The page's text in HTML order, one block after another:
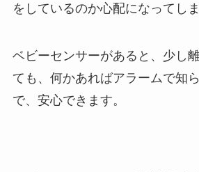
をしているのか心配になってしま
ベビーセンサーがあると、少し
ても、何かあればアラームで知
で、安心できます。